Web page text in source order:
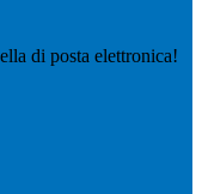
di posta elettronica!